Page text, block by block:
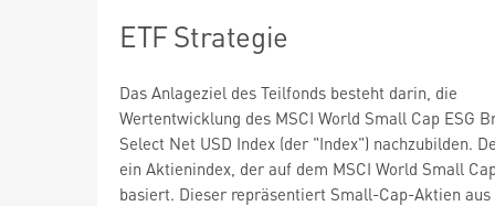
ETF Strategie
Das Anlageziel des Teilfonds besteht darin, die
Wertentwicklung des MSCI World Small Cap ESG
Select Net USD Index (der "Index") nachzubilden.
ein Aktienindex, der auf dem MSCI World Small
basiert. Dieser repräsentiert Small-Cap-Aktien aus